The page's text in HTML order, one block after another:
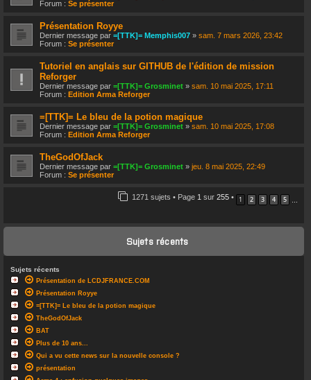
Forum : Se présenter
Présentation Royye
Dernier message par =[TTK]= Memphis007 » sam. 7 mars 2026, 23:42
Forum : Se présenter
Tutoriel en anglais sur GITHUB de l'édition de mission
Reforger
Dernier message par =[TTK]= Grosminet » sam. 10 mai 2025, 17:11
Forum : Edition Arma Reforger
=[TTK]= Le bleu de la potion magique
Dernier message par =[TTK]= Grosminet » sam. 10 mai 2025, 17:08
Forum : Edition Arma Reforger
TheGodOfJack
Dernier message par =[TTK]= Grosminet » jeu. 8 mai 2025, 22:49
Forum : Se présenter
1271 sujets • Page 1 sur 255 • 1 2 3 4 5
Sujets récents
Sujets récents
Présentation de LCDJFRANCE.COM
Présentation Royye
=[TTK]= Le bleu de la potion magique
TheGodOfJack
BAT
Plus de 10 ans...
Qui a vu cette news sur la nouvelle console ?
présentation